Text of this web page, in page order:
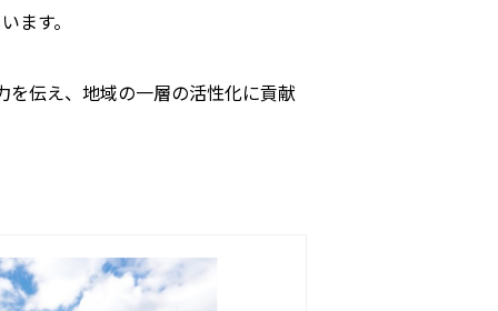
ます。
伝え、地域の一層の活性化に貢献